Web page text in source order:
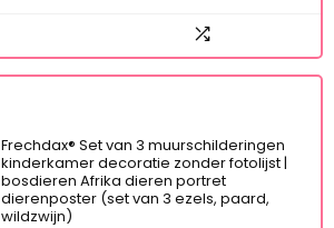
Frechdax® Set van 3 muurschilderingen
kinderkamer decoratie zonder fotolijst |
bosdieren Afrika dieren portret
dierenposter (set van 3 ezels, paard,
wildzwijn)